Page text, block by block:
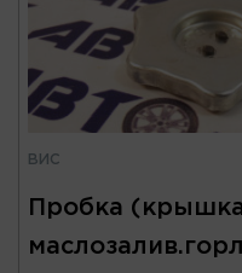
ВИС
Пробка